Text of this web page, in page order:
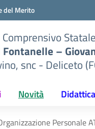
del Merito
Statale
Fontanelle –
snc - Deliceto
Novità Didattica
Personale